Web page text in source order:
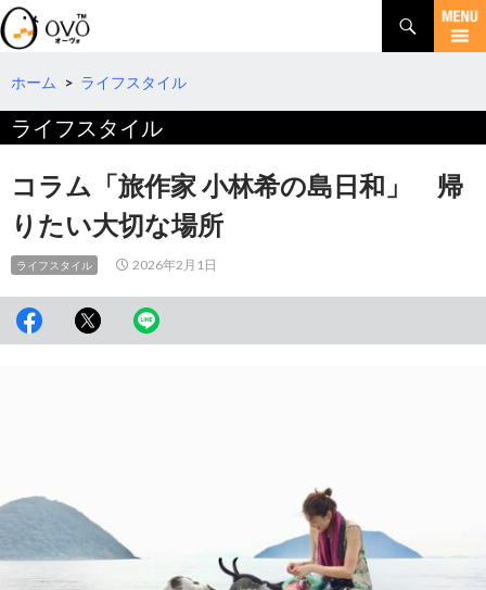
検
索
コ
テ
ツ
へ
ホーム > ライフスタイル
ライフスタイル
コラム「旅作家 小林希の島日和」 帰
りたい大切な場所
ライフスタイル 2026年2月1日